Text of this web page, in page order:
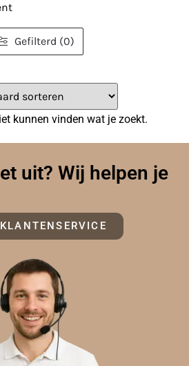
Gefilterd (0)
kunnen vinden wat je zoekt.
uit? Wij helpen je